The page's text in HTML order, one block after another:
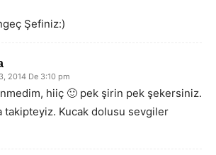
Şefiniz:)
2014 De 3:10 pm
hiiç 🙂 pek şirin pek şekersiniz.
takipteyiz. Kucak dolusu sevgiler